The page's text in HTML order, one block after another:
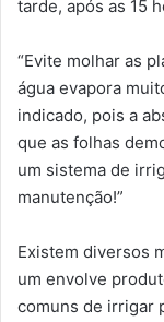
tarde, após as 15
“Evite molhar as
água evapora
indicado, pois a
que as folhas
um sistema de
manutenção!”
Existem diversos
um envolve
comuns de irrigar